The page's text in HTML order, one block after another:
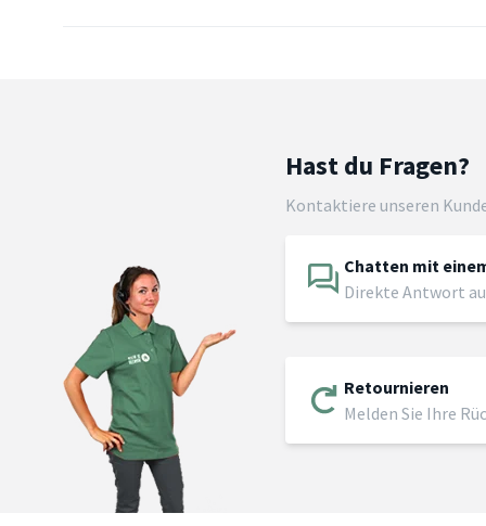
Hast du Fragen?
Kontaktiere unseren
Chatten mit
Direkte Antwort
Retournieren
Melden Sie Ihre